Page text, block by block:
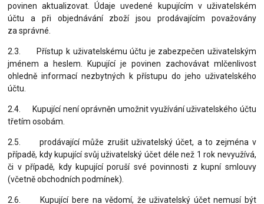
povinen aktualizovat. Údaje uvedené kupujícím v uživatelském
účtu a při objednávání zboží jsou prodávajícím považovány
za správné.
2.3. Přístup k uživatelskému účtu je zabezpečen uživatelským
jménem a heslem. Kupující je povinen zachovávat mlčenlivost
ohledně informací nezbytných k přístupu do jeho uživatelského
účtu.
2.4. Kupující není oprávněn umožnit využívání uživatelského účtu
třetím osobám.
2.5. prodávající může zrušit uživatelský účet, a to zejména v
případě, kdy kupující svůj uživatelský účet dél e než 1 rok nevyužívá,
či v případě, kdy kupující poruší své povinnosti z kupní smlouvy
(včetně obchodních podmínek).
2.6. Kupující bere na vědomí, že uživatelský účet nemusí být